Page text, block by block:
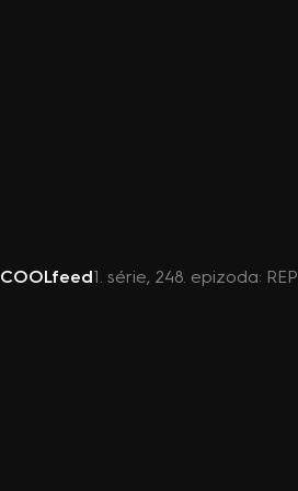
COOLfeed1. série, 248. epizoda: